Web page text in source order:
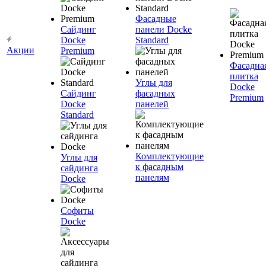
Акции
Сайдинг
Docke
Premium
Сайдинг
Docke
Standard
Углы для
сайдинга
Docke
Софиты
Docke
Фасадные
панели Docke
Standard
Углы для
фасадных
панелей
Комплектующие
к фасадным
панелям
плитка
Docke
Premium